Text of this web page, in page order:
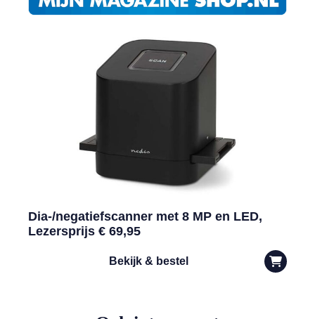
Dia-/negatiefscanner met 8 MP en LED,
Lezersprijs € 69,95
Bekijk & bestel